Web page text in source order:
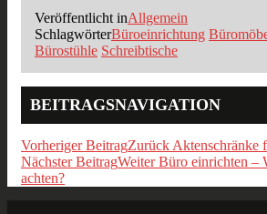
Veröffentlicht inAllgemein
SchlagwörterBüroeinrichtung
Bürostühle Schreibtische
BEITRAGSNAVIGATION
Vorheriger BeitragZurück Aktenschränke
Nächster BeitragWeiter Büro einrichten –
achten?